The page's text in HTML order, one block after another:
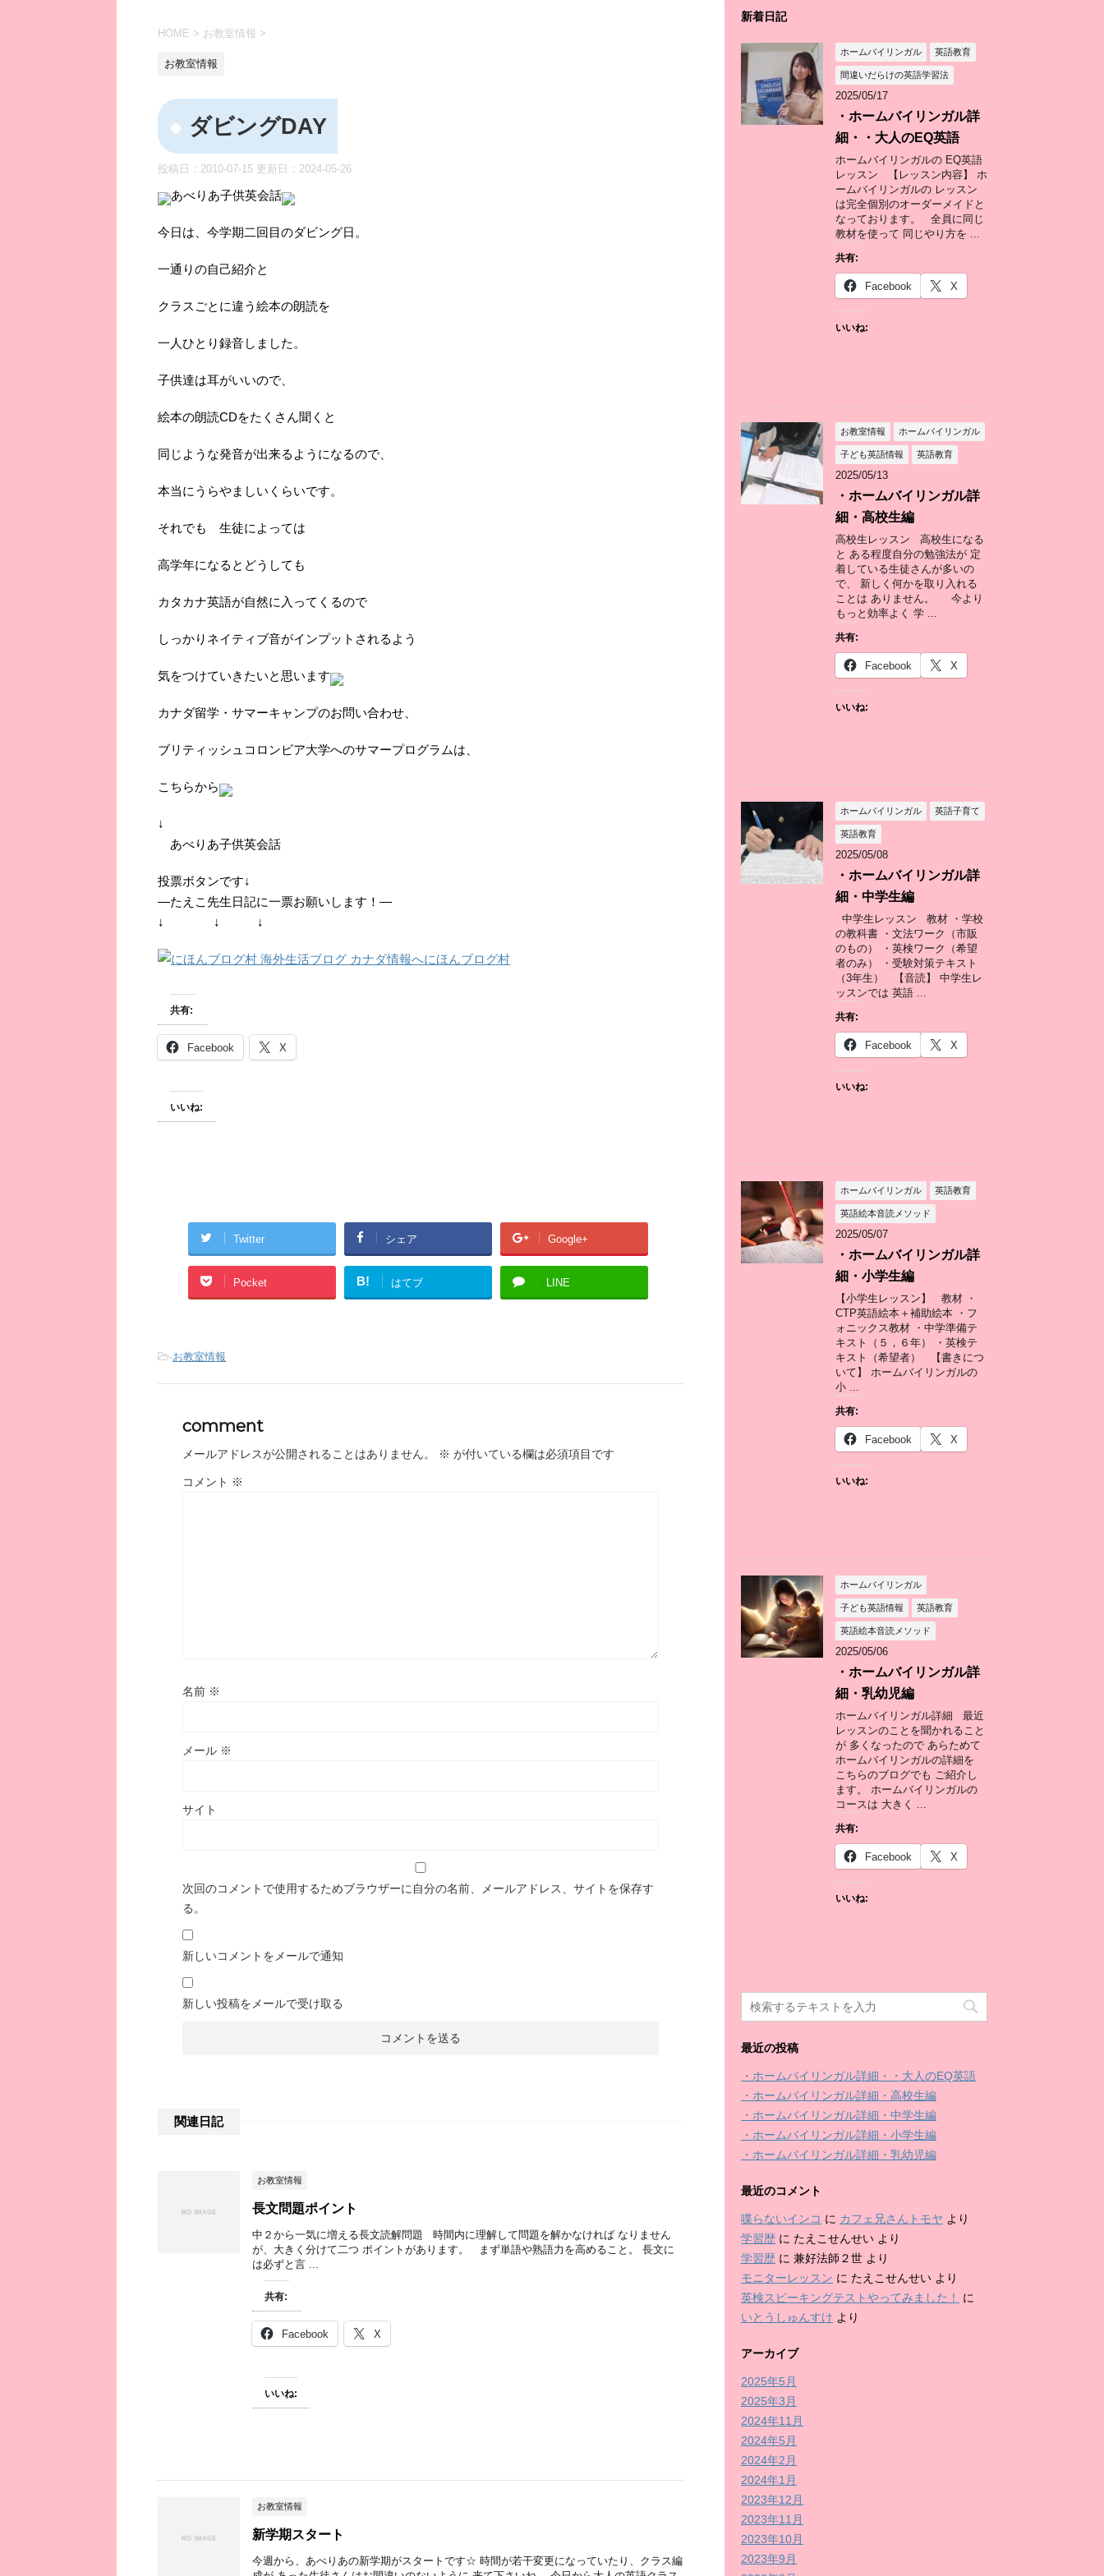
HOME > お教室情報 >
お教室情報
ダビングDAY
投稿日：2010-07-15 更新日： 2024-05-26
あべりあ子供英会話
今日は、今学期二回目のダビング日。
一通りの自己紹介と
クラスごとに違う絵本の朗読を
一人ひとり録音しました。
子供達は耳がいいので、
絵本の朗読CDをたくさん聞くと
同じような発音が出来るようになるので、
本当にうらやましいくらいです。
それでも 生徒によっては
高学年になるとどうしても
カタカナ英語が自然に入ってくるので
しっかりネイティブ音がインプットされるよう
気をつけていきたいと思います
カナダ留学・サマーキャンプのお問い合わせ、
ブリティッシュコロンビア大学へのサマープログラムは、
こちらから
↓
あべりあ子供英会話
投票ボタンです↓
―たえこ先生日記に一票お願いします！―
↓ ↓ ↓
にほんブログ村
共有:
Facebook X
いいね:
Twitter シェア Google+
Pocket B! はてブ LINE
-お教室情報
comment
メールアドレスが公開されることはありません。 ※ が付いている欄は必須項目です
コメント ※
名前 ※
メール ※
サイト
次回のコメントで使用するためブラウザーに自分の名前、メールアドレス、サイトを保存す
る。
新しいコメントをメールで通知
新しい投稿をメールで受け取る
関連日記
お教室情報
長文問題ポイント
中２から一気に増える長文読解問題 時間内に理解して問題を解かなければ なりません
が、大きく分けて二つ ポイントがあります。 まず単語や熟語力を高めること。 長文に
は必ずと言 ...
共有:
Facebook X
いいね:
お教室情報
新学期スタート
今週から、あべりあの新学期がスタートです☆ 時間が若干変更になっていたり、クラス編
新着日記
ホームバイリンガル 英語教育
間違いだらけの英語学習法
2025/05/17
・ホームバイリンガル詳
細・・大人のEQ英語
ホームバイリンガルの EQ英語
レッスン 【レッスン内容】 ホ
ームバイリンガルの レッスン
は完全個別のオーダーメイドと
なっております。 全員に同じ
教材を使って 同じやり方を ...
共有:
Facebook X
いいね:
お教室情報 ホームバイリンガル
子ども英語情報 英語教育
2025/05/13
・ホームバイリンガル詳
細・高校生編
高校生レッスン 高校生になる
と ある程度自分の勉強法が 定
着している生徒さんが多いの
で、 新しく何かを取り入れる
ことは ありません。 今より
もっと効率よく 学 ...
共有:
Facebook X
いいね:
ホームバイリンガル 英語子育て
英語教育
2025/05/08
・ホームバイリンガル詳
細・中学生編
中学生レッスン 教材 ・学校
の教科書 ・文法ワーク（市販
のもの） ・英検ワーク（希望
者のみ） ・受験対策テキスト
（3年生） 【音読】 中学生レ
ッスンでは 英語 ...
共有:
Facebook X
いいね:
ホームバイリンガル 英語教育
英語絵本音読メソッド
2025/05/07
・ホームバイリンガル詳
細・小学生編
【小学生レッスン】 教材 ・
CTP英語絵本＋補助絵本 ・フ
ォニックス教材 ・中学準備テ
キスト（５，６年） ・英検テ
キスト（希望者） 【書きにつ
いて】 ホームバイリンガルの
小 ...
共有:
Facebook X
いいね:
ホームバイリンガル
子ども英語情報 英語教育
英語絵本音読メソッド
2025/05/06
・ホームバイリンガル詳
細・乳幼児編
ホームバイリンガル詳細 最近
レッスンのことを聞かれること
が 多くなったので あらためて
ホームバイリンガルの詳細を
こちらのブログでも ご紹介し
ます。 ホームバイリンガルの
コースは 大きく ...
共有:
Facebook X
いいね:
最近の投稿
・ホームバイリンガル詳細・・大人のEQ英語
・ホームバイリンガル詳細・高校生編
・ホームバイリンガル詳細・中学生編
・ホームバイリンガル詳細・小学生編
・ホームバイリンガル詳細・乳幼児編
最近のコメント
喋らないインコ に カフェ兄さんトモヤ より
学習歴 に たえこせんせい より
学習歴 に 兼好法師２世 より
モニターレッスン に たえこせんせい より
英検スピーキングテストやってみました！
に
いとうしゅんすけ より
アーカイブ
2025年5月
2025年3月
2024年11月
2024年5月
2024年2月
2024年1月
2023年12月
2023年11月
2023年10月
2023年9月